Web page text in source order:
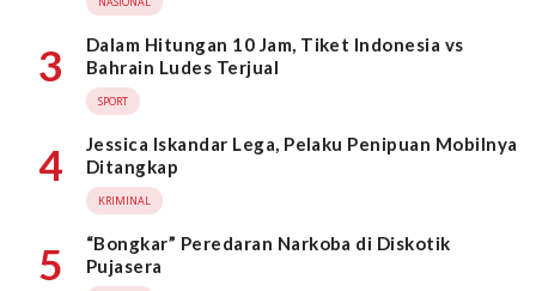
3
Dalam Hitungan 10 Jam, Tiket Indonesia vs
Bahrain Ludes Terjual
SPORT
4
Jessica Iskandar Lega, Pelaku Penipuan Mobilnya
Ditangkap
KRIMINAL
5
“Bongkar” Peredaran Narkoba di Diskotik
Pujasera